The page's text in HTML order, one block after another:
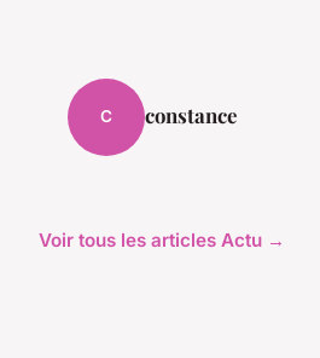
C constance
Voir tous les articles Actu →